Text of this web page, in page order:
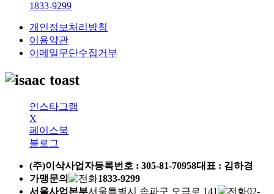
1833-9299
개인정보처리방침
이용약관
이메일무단수집거부
인스타그램
X
페이스북
블로그
(주)이삭사업자등록번호 : 305-81-70958대표 : 김하경
가맹문의
1833-9299
서울사업본부서울특별시 송파구 오금로 141 02-